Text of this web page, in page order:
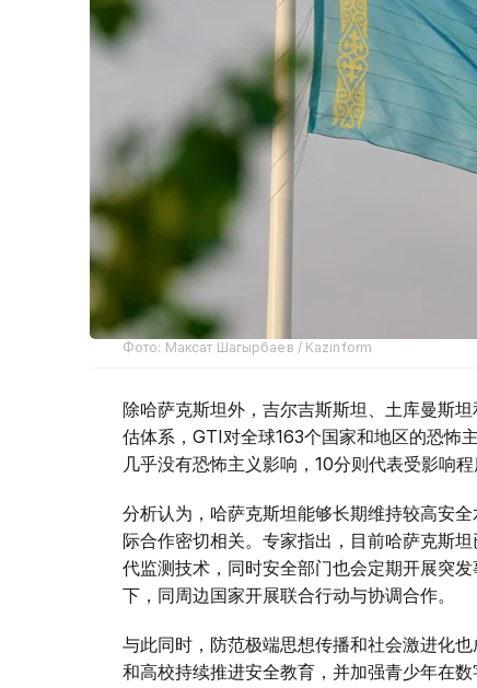
Фото: Максат Шагырбаев / Kazinform
除哈萨克斯坦外，吉尔吉斯斯坦、土库曼斯
估体系，GTI对全球163个国家和地区的恐怖
几乎没有恐怖主义影响，10分则代表受影响程
分析认为，哈萨克斯坦能够长期维持较高安
际合作密切相关。专家指出，目前哈萨克斯
代监测技术，同时安全部门也会定期开展突
下，同周边国家开展联合行动与协调合作。
与此同时，防范极端思想传播和社会激进化
和高校持续推进安全教育，并加强青少年在